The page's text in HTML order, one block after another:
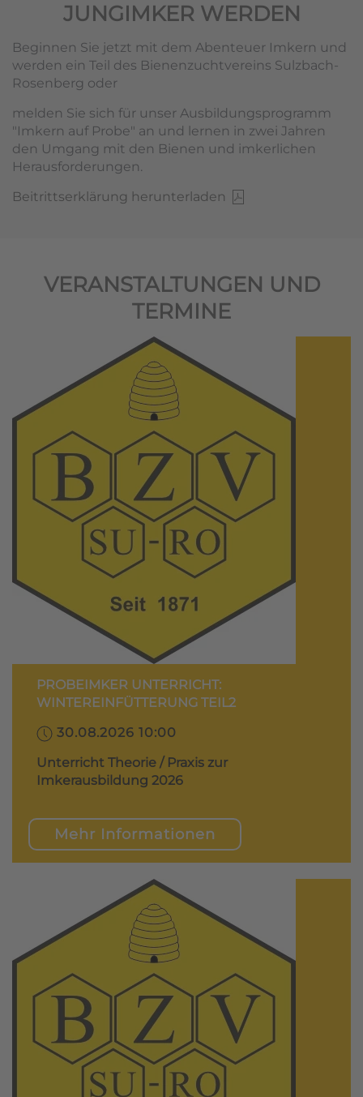
JUNGIMKER WERDEN
Beginnen Sie jetzt mit dem Abenteuer Imkern und
werden ein Teil des Bienenzuchtvereins Sulzbach-
Rosenberg oder
melden Sie sich für unser Ausbildungsprogramm
"Imkern auf Probe" an und lernen in zwei Jahren
den Umgang mit den Bienen und imkerlichen
Herausforderungen.
Beitrittserklärung herunterladen
VERANSTALTUNGEN UND
TERMINE
PROBEIMKER UNTERRICHT:
WINTEREINFÜTTERUNG TEIL2
30.08.2026 10:00
Unterricht Theorie / Praxis zur
Imkerausbildung 2026
Mehr Informationen